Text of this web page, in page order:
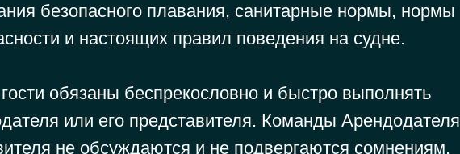
безопасного плавания, санитарные нормы, нормы
и настоящих правил поведения на судне.
обязаны беспрекословно и быстро выполнять
или его представителя. Команды Арендодателя
не обсуждаются и не подвергаются сомнениям.